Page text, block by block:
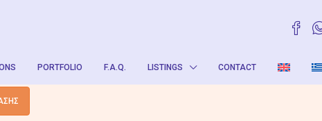
PORTFOLIO F.A.Q. LISTINGS CONTACT